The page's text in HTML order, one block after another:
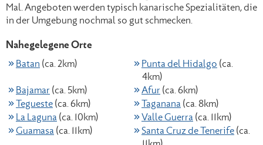
Mal. Angeboten werden typisch kanarische Spezialitäten, die
in der Umgebung nochmal so gut schmecken.
Nahegelegene Orte
Batan (ca. 2km) Punta del Hidalgo (ca.
4km)
Bajamar (ca. 5km) Afur (ca. 6km)
Tegueste (ca. 6km) Taganana (ca. 8km)
La Laguna (ca. 10km) Valle Guerra (ca. 11km)
Guamasa (ca. 11km) Santa Cruz de Tenerife (ca.